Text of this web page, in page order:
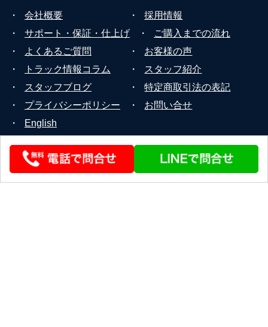
・ 会社概要 ・
採用情報
・
サポート・保証・仕上げ ・
ご購入までの流れ
・
よくあるご質問 ・
お客様の声
・
トラック情報コラム ・
スタッフ紹介
・
スタッフブログ ・
特定商取引法の表記
・
プライバシーポリシー ・
お問い合せ
・
English
© 2026 STEERLINK Co.,Ltd